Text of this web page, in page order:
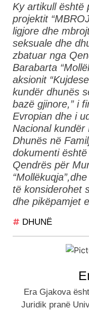
Ky artikull është
projektit
ligjore dhe
seksuale dhe
zbatuar nga
Barabarta
aksionit
kundër dhunës
bazë gjinore,” i
Evropian dhe i
Nacional
Dhunës në
dokumenti
Qendrës për
të konsiderohet
dhe pikëpamjet
DHUNË
Era Gjakova
Juridik pranë